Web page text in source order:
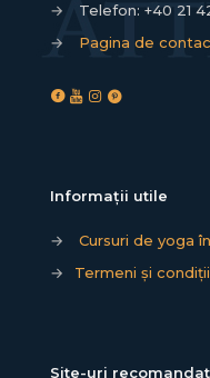
→
Telefon: +40 21
→
Pagina de
Informații utile
→
Cursuri de yoga
→
Termeni și condiții
Site-uri